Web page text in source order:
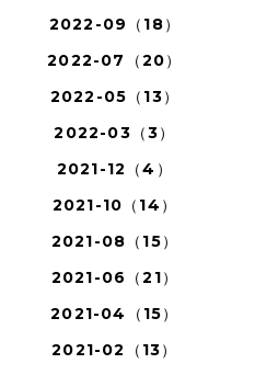
2022-09（18）
2022-07（20）
2022-05（13）
2022-03（3）
2021-12（4）
2021-10（14）
2021-08（15）
2021-06（21）
2021-04（15）
2021-02（13）